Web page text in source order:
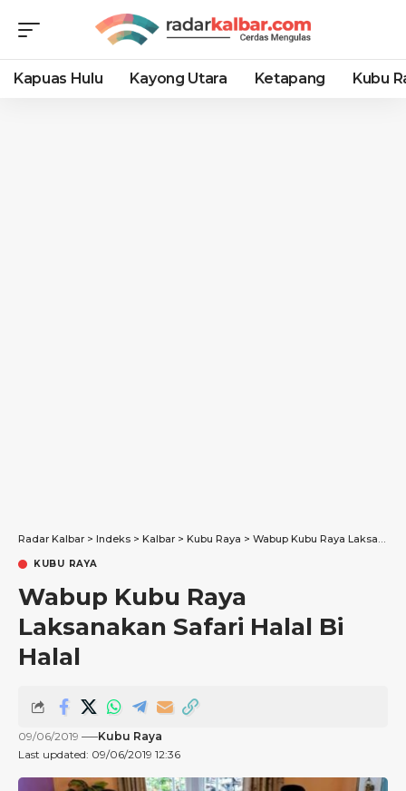
Kapuas Hulu Kayong Utara Ketapang Kubu
Radar Kalbar > Indeks > Kalbar > Kubu Raya > Wabup Kubu Raya Laksanakan Safari Halal Bi Halal
KUBU RAYA
Wabup Kubu Raya
Laksanakan Safari Halal Bi
Halal
Last updated: 09/06/2019 12:36
09/06/2019 Kubu Raya